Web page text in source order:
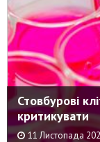
Стовбурові
критикувати
11 Листопада